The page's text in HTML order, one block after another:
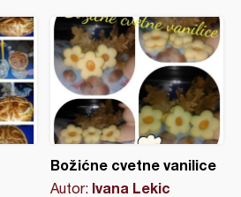
Božićne cvetne vanilice
Autor: Ivana Lekic